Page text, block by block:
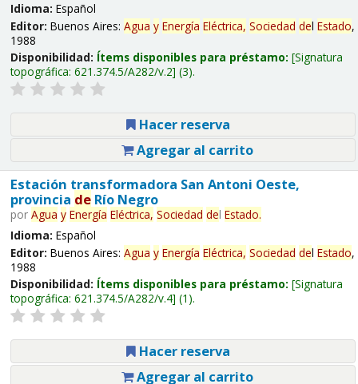
Idioma: Español
Editor: Buenos Aires: Agua y Energía Eléctrica, Sociedad del Estado,
1988
Disponibilidad: Ítems disponibles para préstamo: Signatura
topográfica: 621.374.5/A282/v.2 (3).
Hacer reserva
Agregar al carrito
Estación transformadora San Antoni Oeste,
provincia deRío Negro
por Agua y Energía Eléctrica, Sociedad del Estado.
Idioma: Español
Editor: Buenos Aires: Agua y Energía Eléctrica, Sociedad del Estado,
1988
Disponibilidad: Ítems disponibles para préstamo: Signatura
topográfica: 621.374.5/A282/v.4 (1).
Hacer reserva
Agregar al carrito